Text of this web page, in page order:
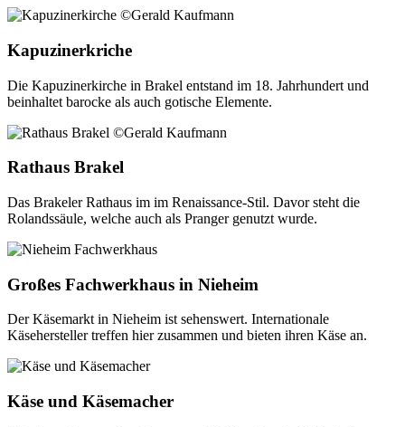
Kapuzinerkriche
Die Kapuzinerkirche in Brakel entstand im 18. Jahrhundert und
beinhaltet barocke als auch gotische Elemente.
Rathaus Brakel
Das Brakeler Rathaus im im Renaissance-Stil. Davor steht die
Rolandssäule, welche auch als Pranger genutzt wurde.
Großes Fachwerkhaus in Nieheim
Der Käsemarkt in Nieheim ist sehenswert. Internationale
Käsehersteller treffen hier zusammen und bieten ihren Käse an.
Käse und Käsemacher